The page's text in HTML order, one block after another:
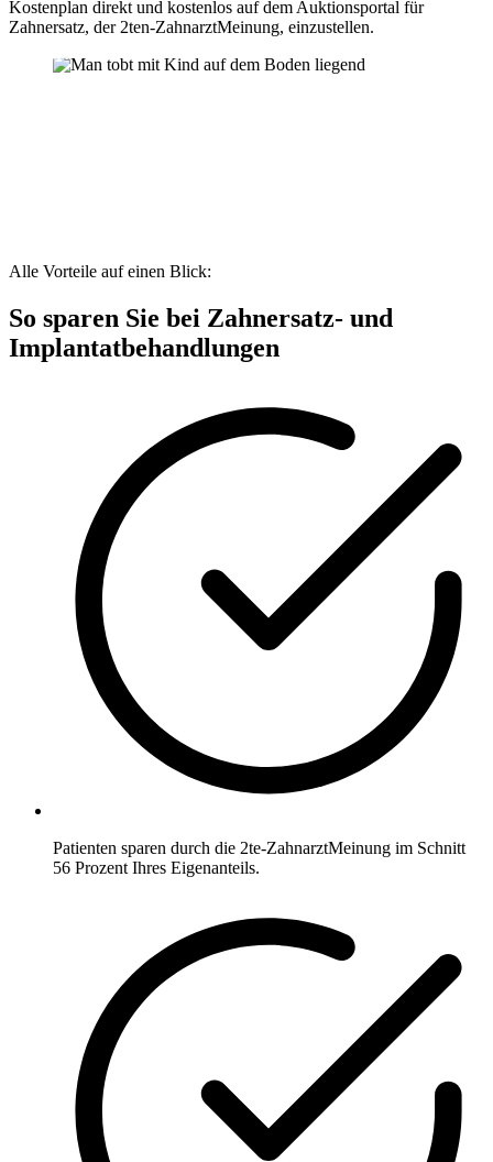
Kostenplan direkt und kostenlos auf dem Auktionsportal für
Zahnersatz, der 2ten-ZahnarztMeinung, einzustellen.
Alle Vorteile auf einen Blick:
So sparen Sie bei Zahnersatz- und
Implantatbehandlungen
Patienten sparen durch die 2te-ZahnarztMeinung im Schnitt
56 Prozent Ihres Eigenanteils.